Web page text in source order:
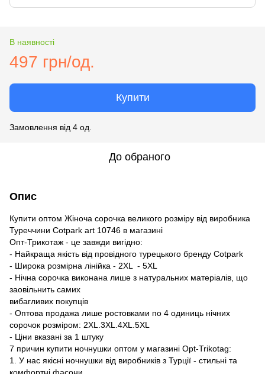
В наявності
497 грн/од.
Купити
Замовлення від 4 од.
До обраного
Опис
Купити оптом Жіноча сорочка великого розміру від виробника
Туреччини Сotpark art 10746 в магазині
Опт-Трикотаж - це завжди вигідно:
- Найкраща якість від провідного турецького бренду Сotpark
- Широка розмірна лінійка - 2XL - 5XL
- Нічна сорочка виконана лише з натуральних матеріалів, що
заовільнить самих
вибагливих покупців
- Оптова продажа лише ростовками по 4 одиниць нічних
сорочок розміром: 2XL.3XL.4XL.5XL
- Ціни вказані за 1 штуку
7 причин купити ночнушки оптом у магазині Opt-Trikotag:
1. У нас якісні ночнушки від виробників з Турції - стильні та
комфортні фасони,